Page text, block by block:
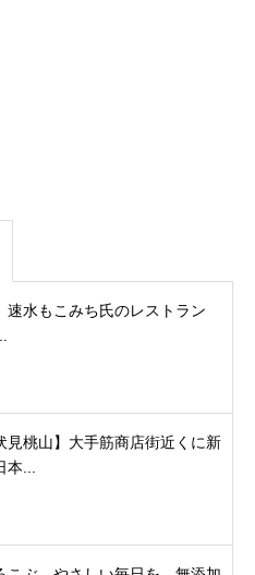
速水もこみち氏のレストラン
見桃山】大手筋商店街近くに新
...